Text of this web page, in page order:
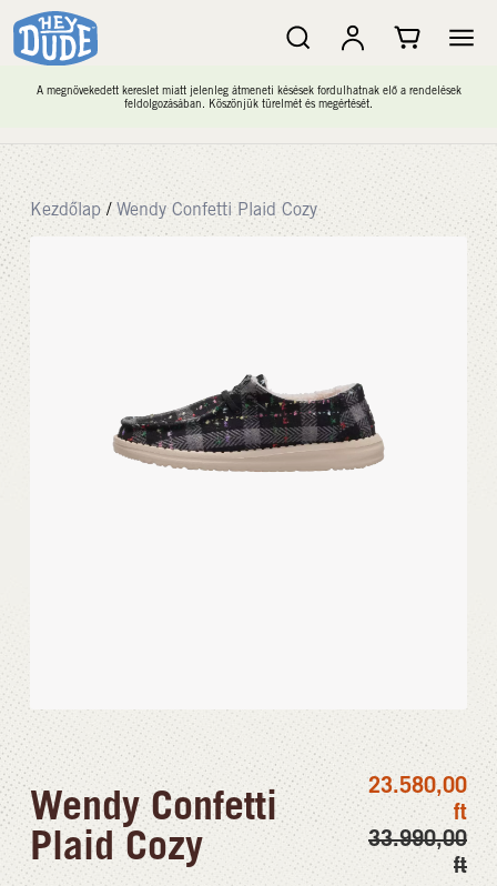
A megnövekedett kereslet miatt jelenleg átmeneti késések fordulhatnak elő a rendelések
feldolgozásában. Köszönjük türelmét és megértését.
Kezdőlap / Wendy Confetti Plaid Cozy
Wendy Confetti
Plaid Cozy
23.580,00
ft
33.990,00
ft